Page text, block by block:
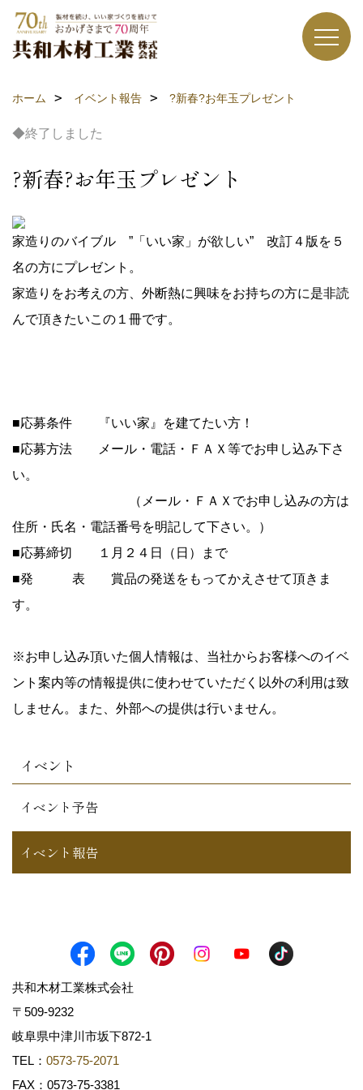
ホーム イベント報告 ?新春?お年玉プレゼント
◆終了しました
?新春?お年玉プレゼント
家造りのバイブル ”「いい家」が欲しい” 改訂４版を５
名の方にプレゼント。
家造りをお考えの方、外断熱に興味をお持ちの方に是非読
んで頂きたいこの１冊です。
■応募条件 『いい家』を建てたい方！
■応募方法 メール・電話・ＦＡＸ等でお申し込み下さ
い。
（メール・ＦＡＸでお申し込みの方は
住所・氏名・電話番号を明記して下さい。）
■応募締切 １月２４日（日）まで
■発 表 賞品の発送をもってかえさせて頂きま
す。
※お申し込み頂いた個人情報は、当社からお客様へのイベ
ント案内等の情報提供に使わせていただく以外の利用は致
しません。また、外部への提供は行いません。
イベント
イベント予告
イベント報告
共和木材工業株式会社
〒509-9232
岐阜県中津川市坂下872‐1
TEL： 0573-75-2071
FAX：0573-75-3381